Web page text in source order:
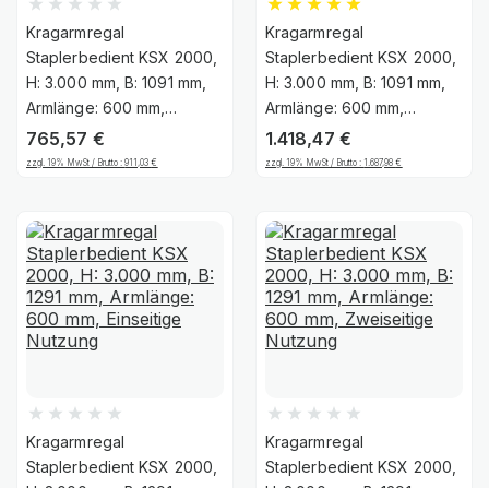
Kragarmregal
Staplerbedient KSX 2000,
H: 3.000 mm, B: 1091 mm,
Armlänge: 600 mm,
Einseitige Nutzung
765,57 €
zzgl. 19% MwSt / Brutto :911,03€
Kragarmregal
Staplerbedient KSX 2000,
H: 3.000 mm, B: 1091 mm,
Armlänge: 600 mm,
Zweiseitige Nutzung
1.418,47 €
zzgl. 19% MwSt / Brutto :1.687,98€
Kragarmregal
Staplerbedient KSX 2000,
Kragarmregal
Staplerbedient KSX 2000,